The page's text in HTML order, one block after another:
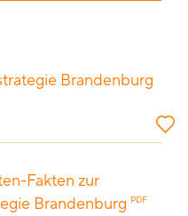
Brandenburg
Fakten zur
Brandenburg PDF